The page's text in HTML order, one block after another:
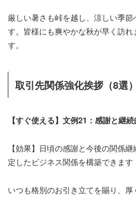
厳しい暑さも峠を越し、涼しい季節
す。皆様にも爽やかな秋が早く訪れ
す。
取引先関係強化挨拶（8選）
【すぐ使える】文例21：感謝と継
【効果】日頃の感謝と今後の関係
定したビジネス関係を構築できます
いつも格別のお引き立てを賜り、厚